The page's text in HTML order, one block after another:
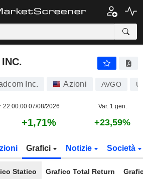
Inc. Azioni AVGO
22:00:00 07/08/2026 Var. 1 gen.
+1,71% +23,59%
Grafici Notizie Società
Statico Grafico Total Return